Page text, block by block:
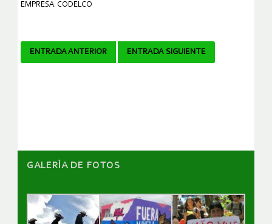
EMPRESA: CODELCO
Navegador
ENTRADA ANTERIOR ENTRADA SIGUIENTE
GALERÌA DE FOTOS